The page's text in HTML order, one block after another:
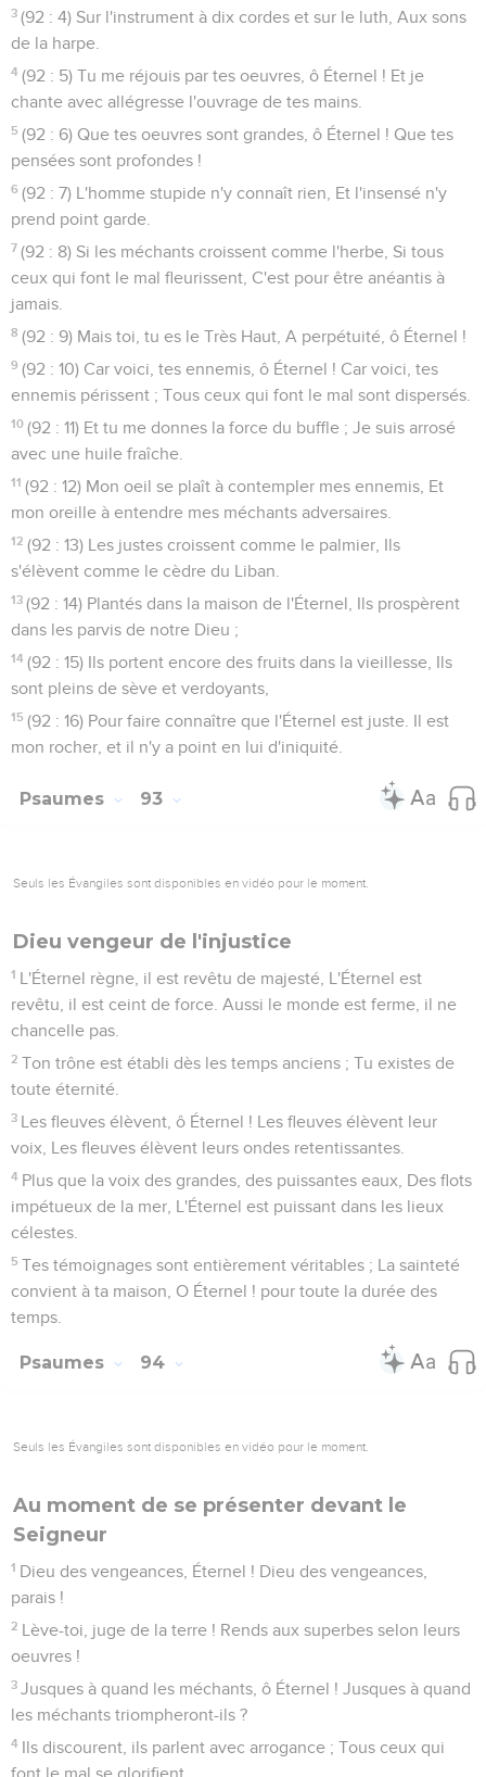
3 (92 : 4) Sur l'instrument à dix cordes et sur le luth, Aux sons
de la harpe.
4 (92 : 5) Tu me réjouis par tes oeuvres, ô Éternel ! Et je
chante avec allégresse l'ouvrage de tes mains.
5 (92 : 6) Que tes oeuvres sont grandes, ô Éternel ! Que tes
pensées sont profondes !
6 (92 : 7) L'homme stupide n'y connaît rien, Et l'insensé n'y
prend point garde.
7 (92 : 8) Si les méchants croissent comme l'herbe, Si tous
ceux qui font le mal fleurissent, C'est pour être anéantis à
jamais.
8 (92 : 9) Mais toi, tu es le Très Haut, A perpétuité, ô Éternel !
9 (92 : 10) Car voici, tes ennemis, ô Éternel ! Car voici, tes
ennemis périssent ; Tous ceux qui font le mal sont dispersés.
10 (92 : 11) Et tu me donnes la force du buffle ; Je suis arrosé
avec une huile fraîche.
11 (92 : 12) Mon oeil se plaît à contempler mes ennemis, Et
mon oreille à entendre mes méchants adversaires.
12 (92 : 13) Les justes croissent comme le palmier, Ils
s'élèvent comme le cèdre du Liban.
13 (92 : 14) Plantés dans la maison de l'Éternel, Ils prospèrent
dans les parvis de notre Dieu ;
14 (92 : 15) Ils portent encore des fruits dans la vieillesse, Ils
sont pleins de sève et verdoyants,
15 (92 : 16) Pour faire connaître que l'Éternel est juste. Il est
mon rocher, et il n'y a point en lui d'iniquité.
Psaumes 93
Seuls les Évangiles sont disponibles en vidéo pour le moment.
Dieu vengeur de l'injustice
1 L'Éternel règne, il est revêtu de majesté, L'Éternel est
revêtu, il est ceint de force. Aussi le monde est ferme, il ne
chancelle pas.
2 Ton trône est établi dès les temps anciens ; Tu existes de
toute éternité.
3 Les fleuves élèvent, ô Éternel ! Les fleuves élèvent leur
voix, Les fleuves élèvent leurs ondes retentissantes.
4 Plus que la voix des grandes, des puissantes eaux, Des flots
impétueux de la mer, L'Éternel est puissant dans les lieux
célestes.
5 Tes témoignages sont entièrement véritables ; La sainteté
convient à ta maison, O Éternel ! pour toute la durée des
temps.
Psaumes 94
Seuls les Évangiles sont disponibles en vidéo pour le moment.
Au moment de se présenter devant le
Seigneur
1 Dieu des vengeances, Éternel ! Dieu des vengeances,
parais !
2 Lève-toi, juge de la terre ! Rends aux superbes selon leurs
oeuvres !
3 Jusques à quand les méchants, ô Éternel ! Jusques à quand
les méchants triompheront-ils ?
4 Ils discourent, ils parlent avec arrogance ; Tous ceux qui
font le mal se glorifient.